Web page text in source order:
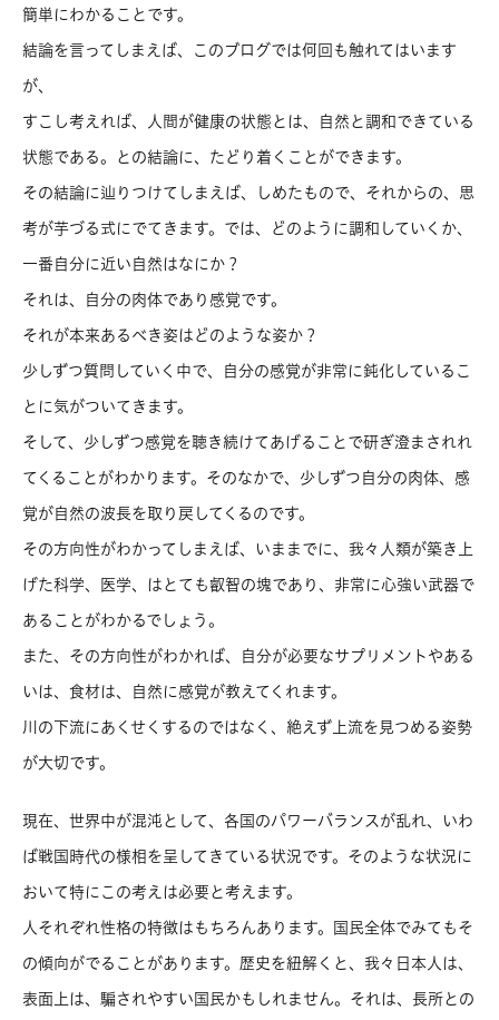
簡単にわかることです。
結論を言ってしまえば、このブログでは何回も触れてはいます
が、
すこし考えれば、人間が健康の状態とは、自然と調和できている
状態である。との結論に、たどり着くことができます。
その結論に辿りつけてしまえば、しめたもので、それからの、思
考が芋づる式にでてきます。では、どのように調和していくか、
一番自分に近い自然はなにか？
それは、自分の肉体であり感覚です。
それが本来あるべき姿はどのような姿か？
少しずつ質問していく中で、自分の感覚が非常に鈍化しているこ
とに気がついてきます。
そして、少しずつ感覚を聴き続けてあげることで研ぎ澄まされれ
てくることがわかります。そのなかで、少しずつ自分の肉体、感
覚が自然の波長を取り戻してくるのです。
その方向性がわかってしまえば、いままでに、我々人類が築き上
げた科学、医学、はとても叡智の塊であり、非常に心強い武器で
あることがわかるでしょう。
また、その方向性がわかれば、自分が必要なサプリメントやある
いは、食材は、自然に感覚が教えてくれます。
川の下流にあくせくするのではなく、絶えず上流を見つめる姿勢
が大切です。
現在、世界中が混沌として、各国のパワーバランスが乱れ、いわ
ば戦国時代の様相を呈してきている状況です。そのような状況に
おいて特にこの考えは必要と考えます。
人それぞれ性格の特徴はもちろんあります。国民全体でみてもそ
の傾向がでることがあります。歴史を紐解くと、我々日本人は、
表面上は、騙されやすい国民かもしれません。それは、長所との